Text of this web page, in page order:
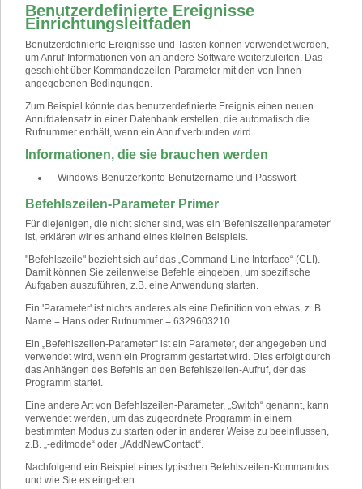
Benutzerdefinierte Ereignisse
Einrichtungsleitfaden
Benutzerdefinierte Ereignisse und Tasten können verwendet werden,
um Anruf-Informationen von an andere Software weiterzuleiten. Das
geschieht über Kommandozeilen-Parameter mit den von Ihnen
angegebenen Bedingungen.
Zum Beispiel könnte das benutzerdefinierte Ereignis einen neuen
Anrufdatensatz in einer Datenbank erstellen, die automatisch die
Rufnummer enthält, wenn ein Anruf verbunden wird.
Informationen, die sie brauchen werden
Windows-Benutzerkonto-Benutzername und Passwort
Befehlszeilen-Parameter Primer
Für diejenigen, die nicht sicher sind, was ein 'Befehlszeilenparameter'
ist, erklären wir es anhand eines kleinen Beispiels.
"Befehlszeile" bezieht sich auf das „Command Line Interface“ (CLI).
Damit können Sie zeilenweise Befehle eingeben, um spezifische
Aufgaben auszuführen, z.B. eine Anwendung starten.
Ein 'Parameter' ist nichts anderes als eine Definition von etwas, z. B.
Name = Hans oder Rufnummer = 6329603210.
Ein „Befehlszeilen-Parameter“ ist ein Parameter, der angegeben und
verwendet wird, wenn ein Programm gestartet wird. Dies erfolgt durch
das Anhängen des Befehls an den Befehlszeilen-Aufruf, der das
Programm startet.
Eine andere Art von Befehlszeilen-Parameter, „Switch“ genannt, kann
verwendet werden, um das zugeordnete Programm in einem
bestimmten Modus zu starten oder in anderer Weise zu beeinflussen,
z.B. „-editmode“ oder „/AddNewContact“.
Nachfolgend ein Beispiel eines typischen Befehlszeilen-Kommandos
und wie Sie es eingeben: